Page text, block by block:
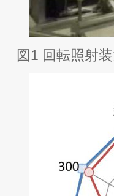
図1 回転照射